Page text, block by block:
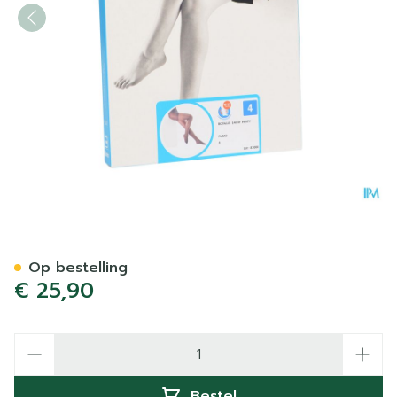
€ 25,90
Op bestelling